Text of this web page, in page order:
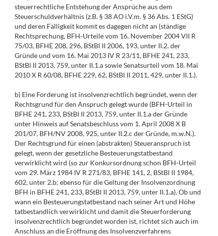
steuerrechtliche Entstehung der Ansprüche aus dem
Steuerschuldverhältnis (z.B. § 38 AO i.V.m. § 36 Abs. 1 EStG)
und deren Fälligkeit kommt es dagegen nicht an (ständige
Rechtsprechung, BFH-Urteile vom 16. November 2004 VII R
75/03, BFHE 208, 296, BStBl II 2006, 193, unter II.2. der
Gründe und vom 16. Mai 2013 IV R 23/11, BFHE 241, 233,
BStBl II 2013, 759, unter II.1.a sowie Senatsurteil vom 18. Mai
2010 X R 60/08, BFHE 229, 62, BStBl II 2011, 429, unter II.1.).
b) Eine Forderung ist insolvenzrechtlich begründet, wenn der
Rechtsgrund für den Anspruch gelegt wurde (BFH-Urteil in
BFHE 241, 233, BStBl II 2013, 759, unter II.1.a der Gründe
unter Hinweis auf Senatsbeschluss vom 1. April 2008 X B
201/07, BFH/NV 2008, 925, unter II.2.c der Gründe, m.w.N.).
Der Rechtsgrund für einen (abstrakten) Steueranspruch ist
gelegt, wenn der gesetzliche Besteuerungstatbestand
verwirklicht wird (so zur Konkursordnung schon BFH-Urteil
vom 29. März 1984 IV R 271/83, BFHE 141, 2, BStBl II 1984,
602, unter 2.b; ebenso für die Geltung der Insolvenzordnung
BFH in BFHE 241, 233, BStBl II 2013, 759, unter II.1.a). Ob und
wann ein Besteuerungstatbestand nach seiner Art und Höhe
tatbestandlich verwirklicht und damit die Steuerforderung
insolvenzrechtlich begründet worden ist, richtet sich auch im
Anschluss an die Eröffnung des Insolvenzverfahrens